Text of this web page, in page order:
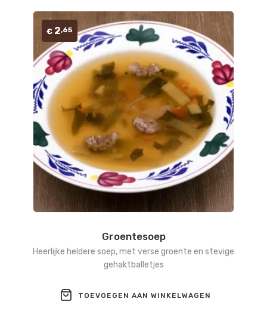
Groentesoep
Heerlijke heldere soep, met verse groente en stevige
gehaktballetjes
€ 2,65
TOEVOEGEN AAN WINKELWAGEN